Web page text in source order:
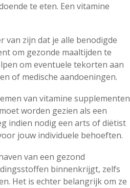
te eten. Een vitamine
van zijn dat je alle benodigde
om gezonde maaltijden te
om eventuele tekorten aan
of medische aandoeningen.
van vitamine supplementen
worden gezien als een
indien nodig een arts of diëtist
jouw individuele behoeften.
van een gezond
binnenkrijgt, zelfs
Het is echter belangrijk om ze